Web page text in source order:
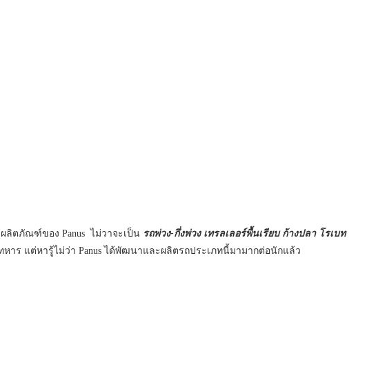
ลิตภัณฑ์ของ Panus ไม่วาจะเป็น รถพ่วง-กึ่งพ่วง เทรลเลอร์พื้นเรียบ ก้างปลา โรเบท
าร แต่หารู้ไม่ว่า Panus ได้พัฒนาและผลิตรถประเภทนี้มามากต่อนักแล้ว